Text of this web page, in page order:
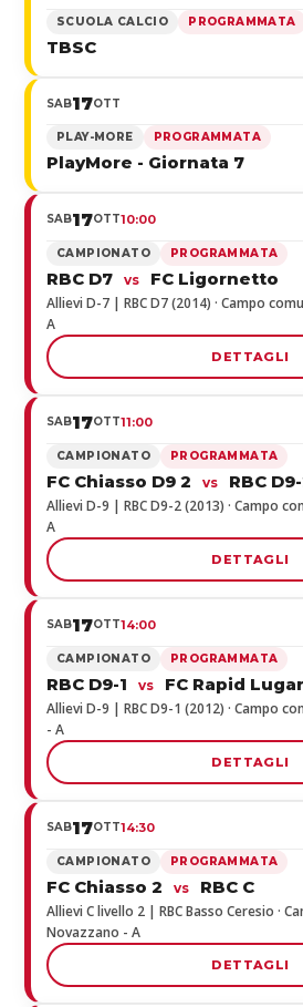
SCUOLA CALCIO PROGRAMMATA
TBSC
SAB17OTT
PLAY-MORE PROGRAMMATA
PlayMore - Giornata 7
SAB17OTT10:00
CAMPIONATO PROGRAMMATA
RBC D7 vs FC Ligornetto
Allievi D-7 | RBC D7 (2014) · Campo
A
DETTAGLI
SAB17OTT11:00
CAMPIONATO PROGRAMMATA
FC Chiasso D9 2 vs RBC
Allievi D-9 | RBC D9-2 (2013) · Campo
A
DETTAGLI
SAB17OTT14:00
CAMPIONATO PROGRAMMATA
RBC D9-1 vs FC Rapid
Allievi D-9 | RBC D9-1 (2012) · Campo
- A
DETTAGLI
SAB17OTT14:30
CAMPIONATO PROGRAMMATA
FC Chiasso 2 vs RBC C
Allievi C livello 2 | RBC Basso Ceresio ·
Novazzano - A
DETTAGLI